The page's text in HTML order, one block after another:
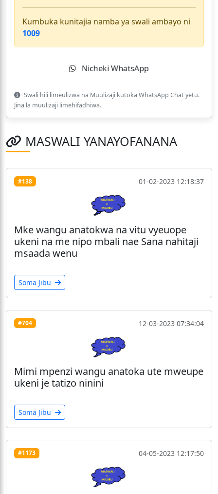
Kumbuka kunitajia namba ya swali ambayo ni
1009
Nicheki WhatsApp
Swali hili limeulizwa na Muulizaji kutoka WhatsApp Chat yetu.
Jina la muulizaji limehifadhiwa.
MASWALI YANAYOFANANA
#138 01-02-2023 12:18:37
Mke wangu anatokwa na vitu vyeuope
ukeni na me nipo mbali nae Sana nahitaji
msaada wenu
Soma Jibu
#704 12-03-2023 07:34:04
Mimi mpenzi wangu anatoka ute mweupe
ukeni je tatizo ninini
Soma Jibu
#1173 04-05-2023 12:17:50